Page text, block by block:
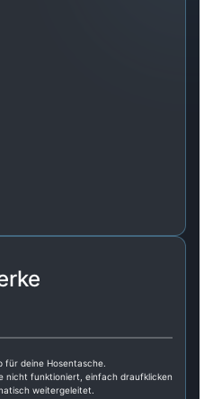
für deine Hosentasche.
nicht funktioniert, einfach draufklicken
weitergeleitet.